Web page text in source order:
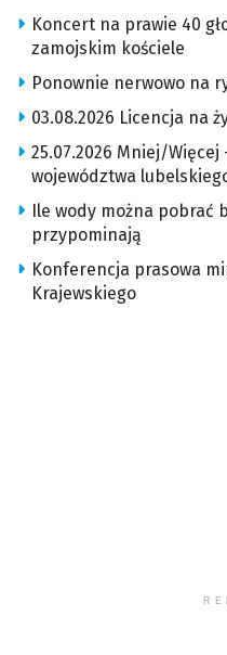
Koncert na prawie 40
zamojskim kościele
Ponownie nerwowo na
03.08.2026 Licencja na
25.07.2026 Mniej/
województwa
Ile wody można pobrać
przypominają
Konferencja prasowa
Krajewskiego